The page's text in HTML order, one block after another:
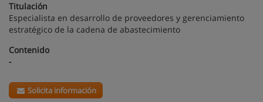
Titulación
Especialista en desarrollo de proveedores y gerenciamiento
estratégico de la cadena de abastecimiento
Contenido
-
Solicita información